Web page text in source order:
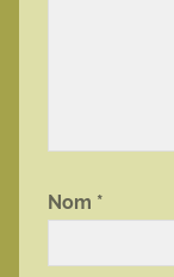
Nom *